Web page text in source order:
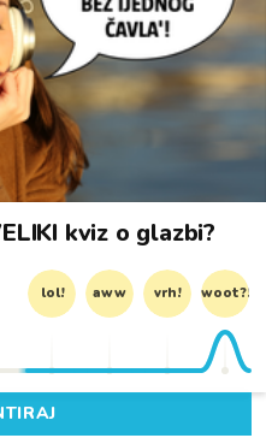
kviz o glazbi?
lol! aww vrh! woot?!